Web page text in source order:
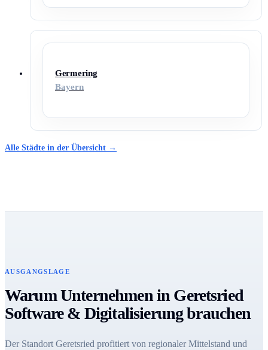
Germering
Bayern
Alle Städte in der Übersicht →
AUSGANGSLAGE
Warum Unternehmen in Geretsried
Software & Digitalisierung brauchen
Der Standort Geretsried profitiert von regionaler Mittelstand und